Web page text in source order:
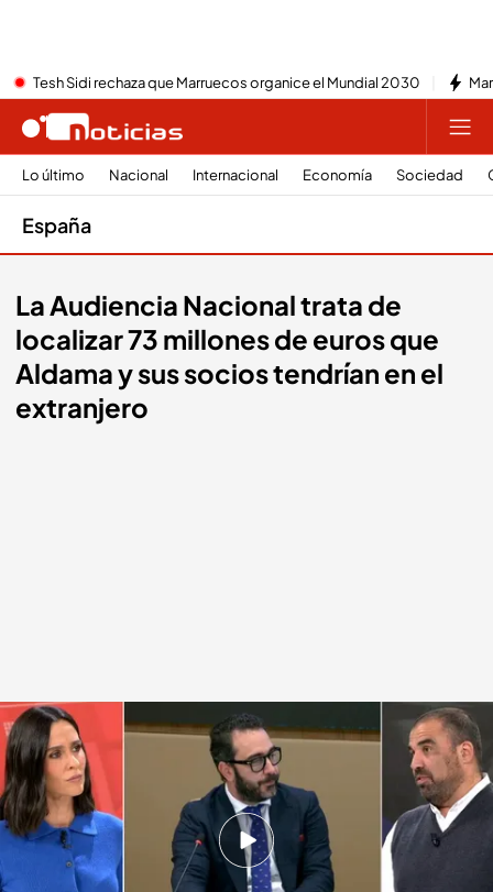
Tesh Sidi rechaza que Marruecos organice el Mundial 2030
Lo último Nacional Internacional Economía Sociedad
España
La Audiencia Nacional trata de
localizar 73 millones de euros que
Aldama y sus socios tendrían en el
extranjero
La relación del dinero con el caso Koldo
Daniel Montero Redacción digital Noticias Cuatro
22 OCT 2024 - 17:40h.
La Audiencia Nacional está intentando localizar
73 millones de euros que Víctor Aldama y sus